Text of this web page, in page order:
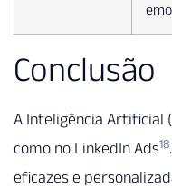
Conclusão
A Inteligência Artificial
como no LinkedIn Ads18
eficazes e